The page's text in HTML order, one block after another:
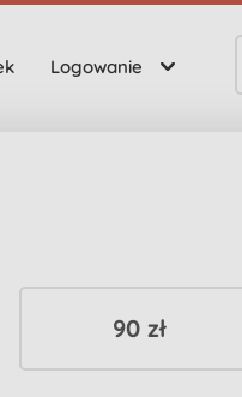
Logowanie
90 zł